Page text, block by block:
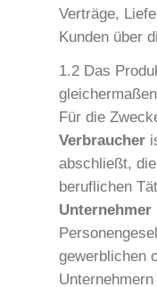
Verträge,
Kunden über
1.2 Das
Für die
Verbraucher
abschließt,
beruflichen
Unternehmer
gewerblichen